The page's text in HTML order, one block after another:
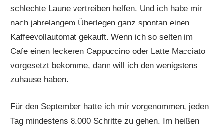
schlechte Laune vertreiben helfen. Und ich habe mir
nach jahrelangem Überlegen ganz spontan einen
Kaffeevollautomat gekauft. Wenn ich so selten im
Cafe einen leckeren Cappuccino oder Latte Macciato
vorgesetzt bekomme, dann will ich den wenigstens
zuhause haben.
Für den September hatte ich mir vorgenommen, jeden
Tag mindestens 8.000 Schritte zu gehen. Im heißen